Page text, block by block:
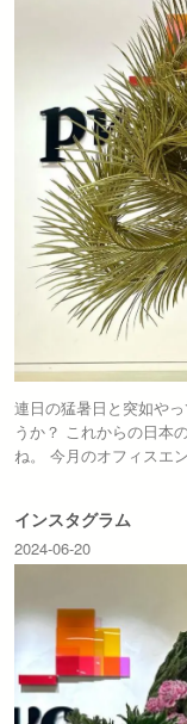
連日の猛暑日と突如や
うか？ これからの日本
ね。 今月のオフィスエ
インスタグラム
2024-06-20